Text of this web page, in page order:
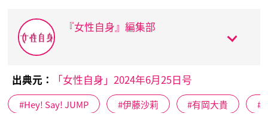
『女性自身』編集部
出典元： 「女性自身」2024年6月25日号
Hey! Say! JUMP 伊藤沙莉 有岡大貴